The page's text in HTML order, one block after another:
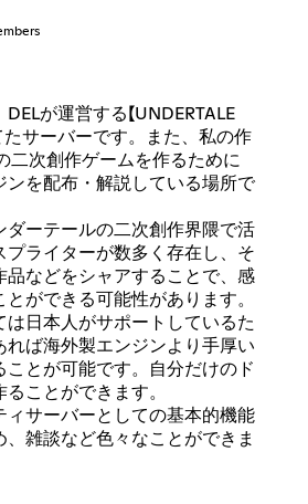
が運営する【UNDERTALE
たサーバーです。また、私の作
の二次創作ゲームを作るために
ンを配布・解説している場所で
ダーテールの二次創作界隈で活
プライターが数多く存在し、そ
品などをシャアすることで、感
ができる可能性があります。
は日本人がサポートしているた
れば海外製エンジンより手厚い
ことが可能です。自分だけのド
ことができます。
ィサーバーとしての基本的機能
、雑談など色々なことができま